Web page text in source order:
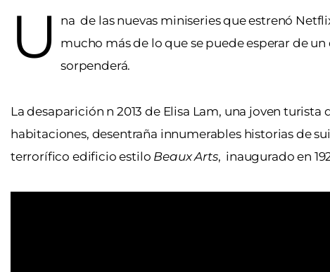
U
na de las nuevas miniseries que estrenó
mucho más de lo que se puede esperar de
sorpenderá.
La desaparición n 2013 de Elisa Lam, una joven
habitaciones, desentraña innumerables historias de
terrorífico edificio estilo Beaux Arts, inaugurado en